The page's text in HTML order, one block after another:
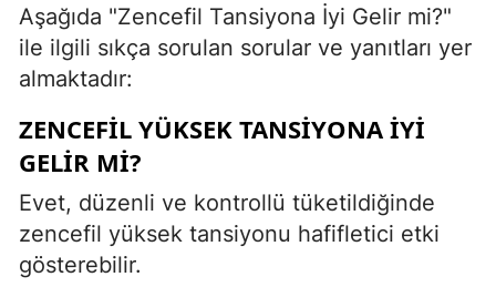
Aşağıda "Zencefil Tansiyona İyi Gelir mi?"
ile ilgili sıkça sorulan sorular ve yanıtları yer
almaktadır:
ZENCEFIL YÜKSEK TANSIYONA IYI
GELIR MI?
Evet, düzenli ve kontrollü tüketildiğinde
zencefil yüksek tansiyonu hafifletici etki
gösterebilir.